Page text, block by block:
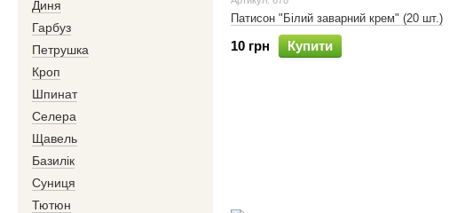
Патисон "Білий заварний крем" (20 шт.)
10 грн Купити
Диня
Гарбуз
Петрушка
Кроп
Шпинат
Селера
Щавель
Базилік
Суниця
Тютюн